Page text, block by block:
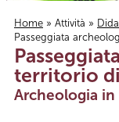
Tu sei qui
Home » Attività »
Passeggiata
territorio
Archeologia